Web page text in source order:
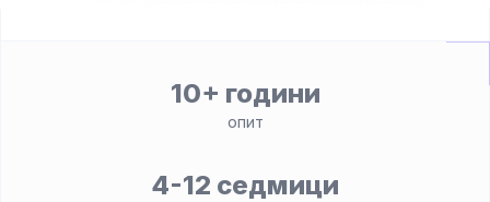
10+ години
опит
4-12 седмици